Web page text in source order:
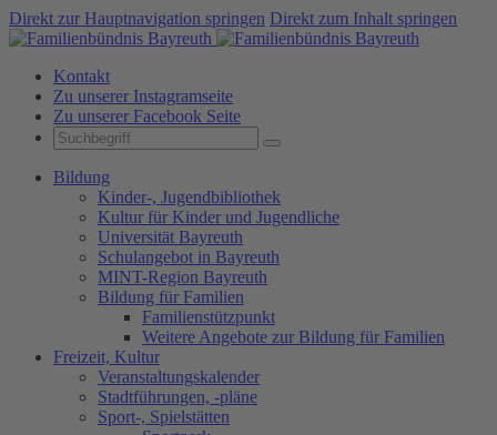
Direkt zur Hauptnavigation springen Direkt zum Inhalt springen
Kontakt
Zu unserer Instagramseite
Zu unserer Facebook Seite
Bildung
Kinder-, Jugendbibliothek
Kultur für Kinder und Jugendliche
Universität Bayreuth
Schulangebot in Bayreuth
MINT-Region Bayreuth
Bildung für Familien
Familienstützpunkt
Weitere Angebote zur Bildung für Familien
Freizeit, Kultur
Veranstaltungskalender
Stadtführungen, -pläne
Sport-, Spielstätten